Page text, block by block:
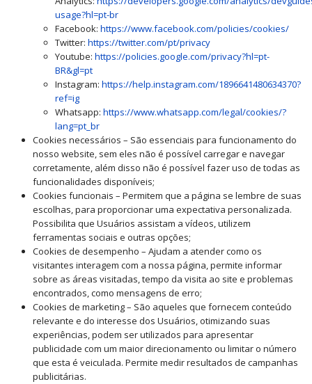
usage?hl=pt-br
Facebook: https://www.facebook.com/policies/cookies/
Twitter: https://twitter.com/pt/privacy
Youtube: https://policies.google.com/privacy?hl=pt-
BR&gl=pt
Instagram: https://help.instagram.com/1896641480634370?
ref=ig
Whatsapp: https://www.whatsapp.com/legal/cookies/?
lang=pt_br
Cookies necessários – São essenciais para funcionamento do
nosso website, sem eles não é possível carregar e navegar
corretamente, além disso não é possível fazer uso de todas as
funcionalidades disponíveis;
Cookies funcionais – Permitem que a página se lembre de suas
escolhas, para proporcionar uma expectativa personalizada.
Possibilita que Usuários assistam a vídeos, utilizem
ferramentas sociais e outras opções;
Cookies de desempenho – Ajudam a atender como os
visitantes interagem com a nossa página, permite informar
sobre as áreas visitadas, tempo da visita ao site e problemas
encontrados, como mensagens de erro;
Cookies de marketing – São aqueles que fornecem conteúdo
relevante e do interesse dos Usuários, otimizando suas
experiências, podem ser utilizados para apresentar
publicidade com um maior direcionamento ou limitar o número
que esta é veiculada. Permite medir resultados de campanhas
publicitárias.